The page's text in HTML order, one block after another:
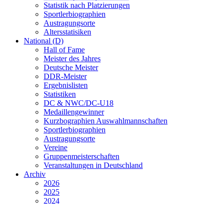
Statistik nach Platzierungen
Sportlerbiographien
Austragungsorte
Altersstatisiken
National (D)
Hall of Fame
Meister des Jahres
Deutsche Meister
DDR-Meister
Ergebnislisten
Statistiken
DC & NWC/DC-U18
Medaillengewinner
Kurzbographien Auswahlmannschaften
Sportlerbiographien
Austragungsorte
Vereine
Gruppenmeisterschaften
Veranstaltungen in Deutschland
Archiv
2026
2025
2024